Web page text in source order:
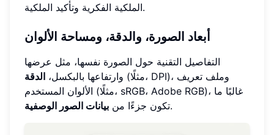
الملكية الفكرية وتأكيد الملكية.
أبعاد الصورة، والدقة، ومساحة الألوان
التفاصيل التقنية حول الصورة نفسها، مثل عرضها
وارتفاعها بالبكسل، الدقة
(مثلًا، DPI)، وملف تعريف
الألوان المستخدم (مثلًا، sRGB، Adobe RGB)، غالبًا ما
تكون جزءًا من بيانات الصور الوصفية .